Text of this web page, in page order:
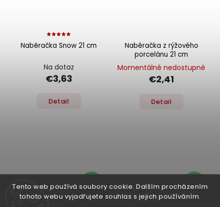
Tento web používá soubory cookie. Dalším procházením
tohoto webu vyjadřujete souhlas s jejich používáním.
Naběračka Snow 21 cm
Na dotaz
€3,63
Detail
Naběračka z rýžového
porcelánu 21 cm
Momentálně nedostupné
€2,41
Detail
–15 % –12 %